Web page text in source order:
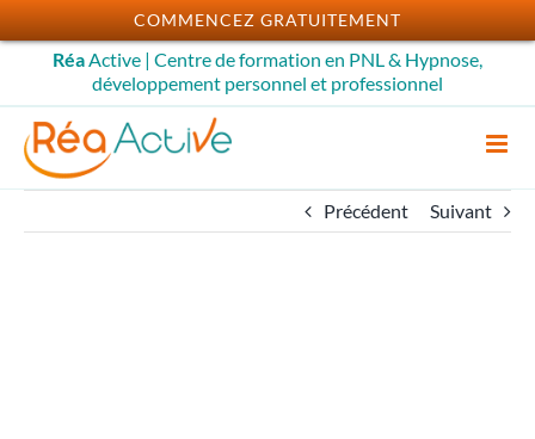
Passer
au
contenu
RéaActive | Centre de formation en PNL & Hypnose,
développement personnel et professionnel
Précédent Suivant
COMMENCEZ GRATUITEMENT